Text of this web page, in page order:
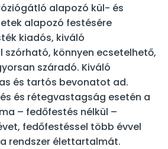
alapozó kül- és
alapozó festésére
kiadós, kiváló
szórható, könnyen ecsetelhető,
száradó. Kiváló
és tartós bevonatot ad.
és rétegvastagság esetén a
– fedőfestés nélkül –
fedőfestéssel több évvel
rendszer élettartalmát.